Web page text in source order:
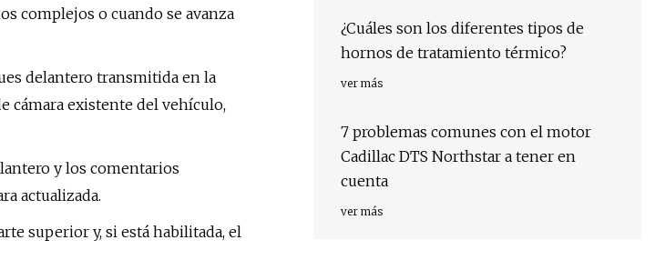
complejos o cuando se avanza
delantero transmitida en la
cámara existente del vehículo,
y los comentarios
actualizada.
superior y, si está habilitada, el
¿Cuáles son los diferentes tipos de
hornos de tratamiento térmico?
ver más
7 problemas comunes con el motor
Cadillac DTS Northstar a tener en
cuenta
ver más